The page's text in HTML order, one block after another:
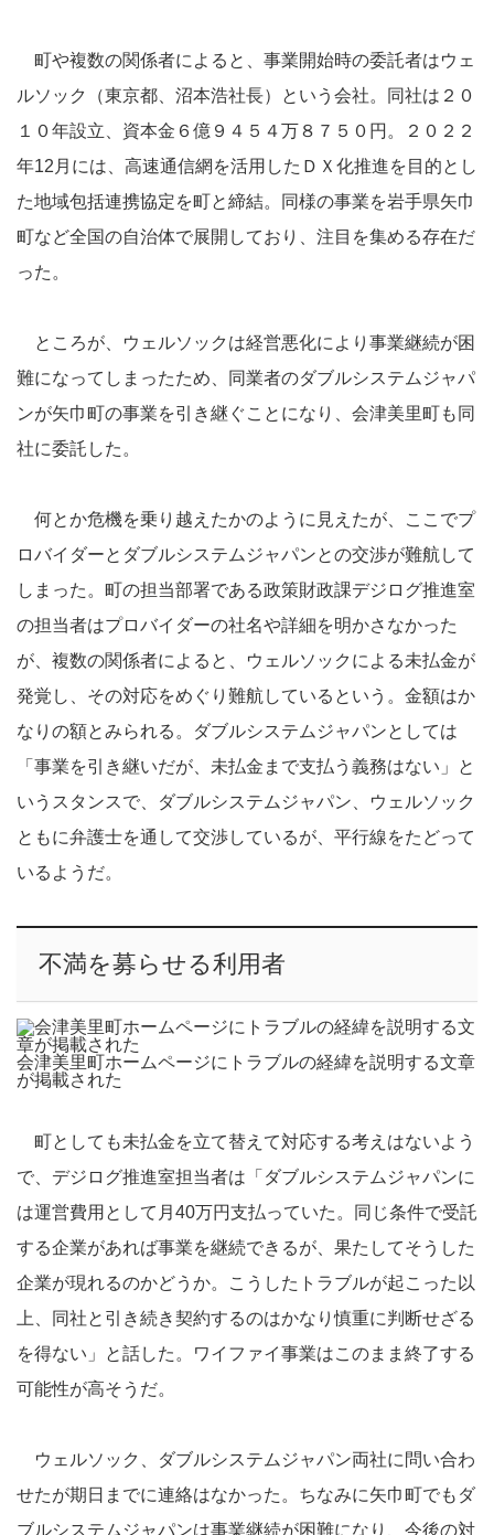
町や複数の関係者によると、事業開始時の委託者はウェ
ルソック（東京都、沼本浩社長）という会社。同社は２０
１０年設立、資本金６億９４５４万８７５０円。２０２２
年12月には、高速通信網を活用したＤＸ化推進を目的とし
た地域包括連携協定を町と締結。同様の事業を岩手県矢巾
町など全国の自治体で展開しており、注目を集める存在だ
った。
ところが、ウェルソックは経営悪化により事業継続が困
難になってしまったため、同業者のダブルシステムジャパ
ンが矢巾町の事業を引き継ぐことになり、会津美里町も同
社に委託した。
何とか危機を乗り越えたかのように見えたが、ここでプ
ロバイダーとダブルシステムジャパンとの交渉が難航して
しまった。町の担当部署である政策財政課デジログ推進室
の担当者はプロバイダーの社名や詳細を明かさなかった
が、複数の関係者によると、ウェルソックによる未払金が
発覚し、その対応をめぐり難航しているという。金額はか
なりの額とみられる。ダブルシステムジャパンとしては
「事業を引き継いだが、未払金まで支払う義務はない」と
いうスタンスで、ダブルシステムジャパン、ウェルソック
ともに弁護士を通して交渉しているが、平行線をたどって
いるようだ。
不満を募らせる利用者
会津美里町ホームページにトラブルの経緯を説明する文章
が掲載された
町としても未払金を立て替えて対応する考えはないよう
で、デジログ推進室担当者は「ダブルシステムジャパンに
は運営費用として月40万円支払っていた。同じ条件で受託
する企業があれば事業を継続できるが、果たしてそうした
企業が現れるのかどうか。こうしたトラブルが起こった以
上、同社と引き続き契約するのはかなり慎重に判断せざる
を得ない」と話した。ワイファイ事業はこのまま終了する
可能性が高そうだ。
ウェルソック、ダブルシステムジャパン両社に問い合わ
せたが期日までに連絡はなかった。ちなみに矢巾町でもダ
ブルシステムジャパンは事業継続が困難になり、今後の対